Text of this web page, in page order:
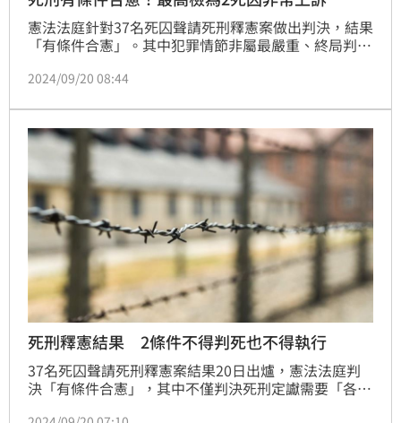
憲法法庭針對37名死囚聲請死刑釋憲案做出判決，結果
「有條件合憲」。其中犯罪情節非屬最嚴重、終局判決
一致決」者，可提起非常上訴。大法官並點名，死囚黃
可提非常上訴。對此，最高檢察署除確定將為黃春棋2
人提起非常上訴，也表示37名死囚所犯情節各不同，將
就判決內容依法妥速辦理。
2024/09/20 08:44
死刑釋憲結果 2條件不得判死也不得執行
37名死囚聲請死刑釋憲案結果20日出爐，憲法法庭判
決「有條件合憲」，其中不僅判決死刑定讞需要「各級